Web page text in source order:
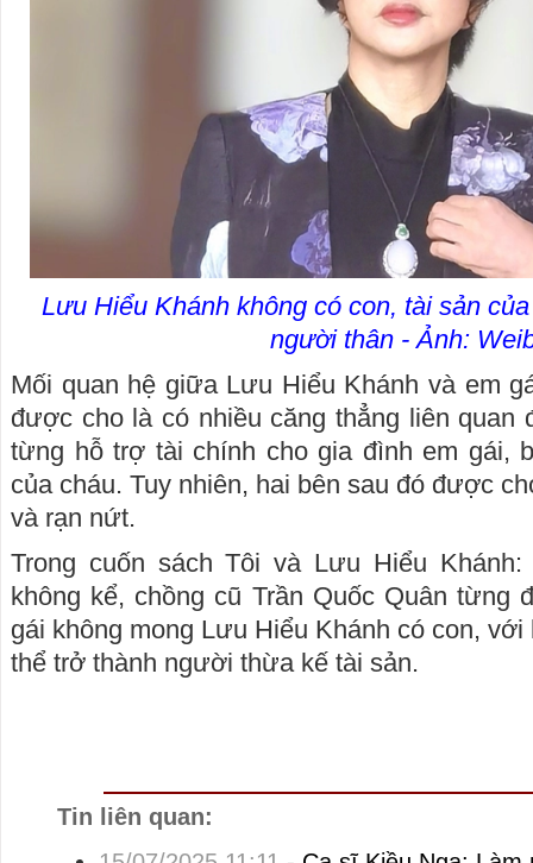
Lưu Hiểu Khánh không có con, tài sản
người thân - Ảnh:
Mối quan hệ giữa Lưu Hiểu Khánh và em
được cho là có nhiều căng thẳng liên quan
từng hỗ trợ tài chính cho gia đình em gái,
của cháu. Tuy nhiên, hai bên sau đó được
và rạn nứt.
Trong cuốn sách Tôi và Lưu Hiểu
không kể, chồng cũ Trần Quốc Quân từng
gái không mong Lưu Hiểu Khánh có con,
thể trở thành người thừa kế tài sản.
Tin liên quan: